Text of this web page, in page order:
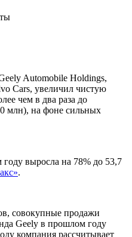
Automobile Holdings,
Cars, увеличил чистую
чем в два раза до
млн), на фоне сильных
выросла на 78% до 53,7
.
совокупные продажи
Geely в прошлом году
компания рассчитывает